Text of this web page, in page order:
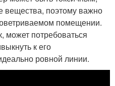
вещества, поэтому важно
помещении.
может потребоваться
к его
ровной линии.